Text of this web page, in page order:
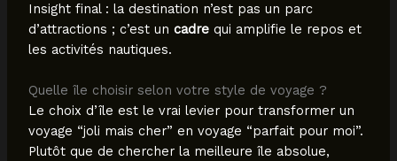
Insight final : la destination n’est pas un parc
d’attractions ; c’est un cadrequi amplifie le repos et
les activités nautiques.
Quelle île choisir selon votre style de voyage ?
Le choix d’île est le vrai levier pour transformer un
voyage “joli mais cher” en voyage “parfait pour moi”.
Plutôt que de chercher la meilleure île absolue,